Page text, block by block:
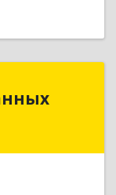
данных
Таратынова